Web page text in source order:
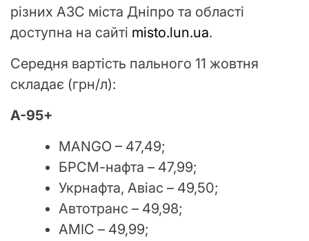
різних АЗС міста Дніпро та області
доступна на сайті misto.lun.ua.
Середня вартість пального 11 жовтня
складає (грн/л):
A-95+
MANGO – 47,49;
БРСМ-нафта – 47,99;
Укрнафта, Авіас – 49,50;
Автотранс – 49,98;
АМІС – 49,99;